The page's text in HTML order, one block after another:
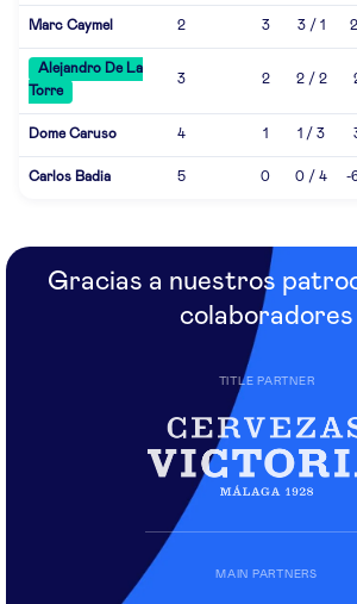
Marc Caymel 2 3 3 / 1
Alejandro De La
Torre
3 2 2 / 2
Dome Caruso 4 1 1 / 3
Carlos Badia 5 0 0 / 4 -
Gracias a nuestros
colaboradores
TITLE PARTNER
MAIN PARTNERS